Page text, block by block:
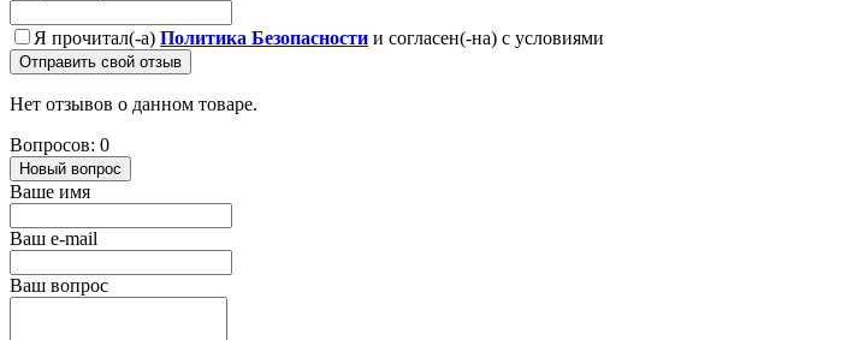
Я прочитал(-а) Политика Безопасности и согласен(-на) с условиями
Отправить свой отзыв
Нет отзывов о данном товаре.
Вопросов: 0
Новый вопрос
Ваше имя
Ваш e-mail
Ваш вопрос